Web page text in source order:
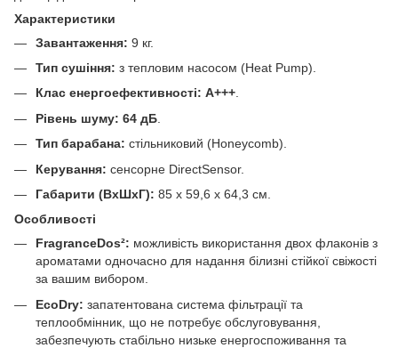
Характеристики
Завантаження: 9 кг.
Тип сушіння: з тепловим насосом (Heat Pump).
Клас енергоефективності: A+++.
Рівень шуму: 64 дБ
Тип барабана: стільниковий (Honeycomb).
Керування: сенсорне DirectSensor.
Габарити (ВхШхГ): 85 x 59,6 x 64,3 см.
Особливості
FragranceDos²: можливість використання двох флаконів з
ароматами одночасно для надання білизні стійкої свіжості
за вашим вибором.
EcoDry: запатентована система фільтрації та
теплообмінник, що не потребує обслуговування,
забезпечують стабільно низьке енергоспоживання та